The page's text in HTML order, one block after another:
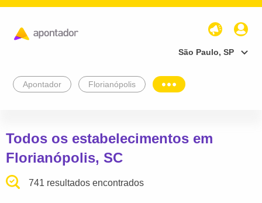
São Paulo, SP
Apontador Florianópolis
Todos os estabelecimentos em
Florianópolis, SC
741 resultados encontrados